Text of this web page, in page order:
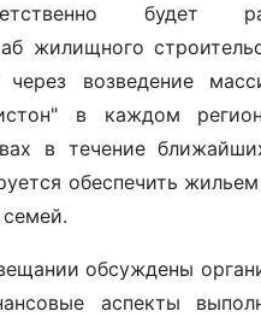
будет
жилищного
через возведение
в каждом
в течение
обеспечить
обсуждены
аспекты